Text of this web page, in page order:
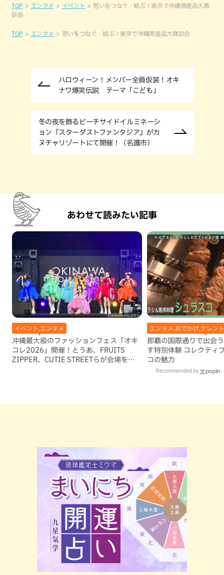
TOP エンタメ イベント
思いをつなぐ・結ぶ！東京で沖縄県産品大商
談会
TOP エンタメ 思いをつなぐ・結ぶ！東京で沖縄県産品大商談会
ハロウィーン！メンバー全員仮装！オキ
ナワ爆笑伝説 テーマ「こども」
冬の夜を飾るビーチサイドイルミネーシ
ョン『スターダストファンタジア』がカ
ヌチャリゾートにて開催！（名護市）
あわせて読みたい記事
イベント,エンタメ
沖縄最大級のファッションフェス「オキ
コレ2026」開催！とうあ、FRUITS
ZIPPER、CUTIE STREETらが会場を魅
エンタメ,おでかけ,タレン
那覇の国際通りで出会
す特別体験 コレクティ
コの魅力
Recommended by